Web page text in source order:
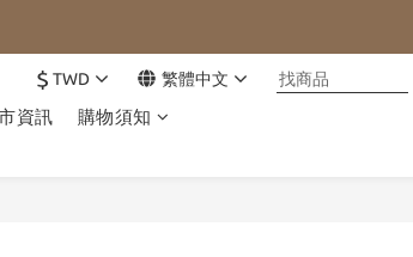
$ TWD 繁體中文
資訊 購物須知